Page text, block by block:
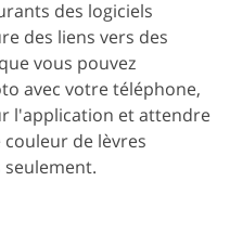
des logiciels
des liens vers des
vous pouvez
avec votre téléphone,
l'application et attendre
de lèvres